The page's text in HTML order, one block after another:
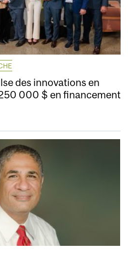
des innovations en
000 $ en financement